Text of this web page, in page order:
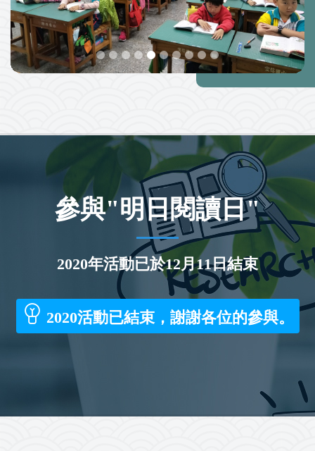
參與"明日閱讀日"
2020年活動已於12月11日結束
2020活動已結束，謝謝各位的參與。